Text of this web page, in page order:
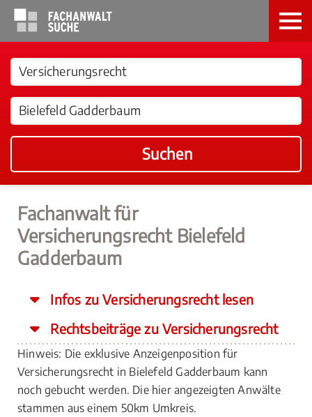
Suchen
Fachanwalt für
Versicherungsrecht Bielefeld
Gadderbaum
Infos zu Versicherungsrecht lesen
Rechtsbeiträge zu Versicherungsrecht
Hinweis: Die exklusive Anzeigenposition für
Versicherungsrecht in Bielefeld Gadderbaum kann
noch gebucht werden. Die hier angezeigten Anwälte
stammen aus einem 50km Umkreis.